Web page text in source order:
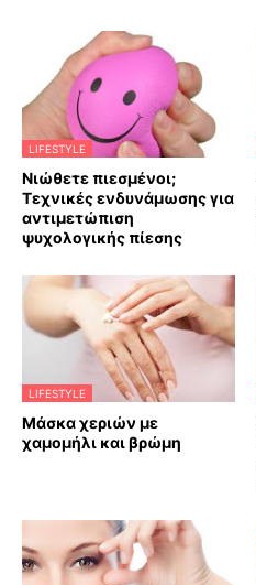
LIFESTYLE
Νιώθετε πιεσμένοι;
Τεχνικές ενδυνάμωσης για
αντιμετώπιση
ψυχολογικής πίεσης
LIFESTYLE
Mάσκα χεριών με
χαμομήλι και βρώμη